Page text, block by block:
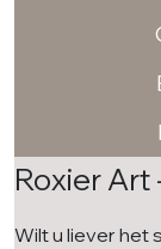
Roxier
Wilt u liever het